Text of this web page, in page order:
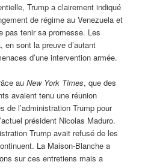
Trump a clairement indiqué
de régime au Venezuela et
pas tenir sa promesse. Les
sont la preuve d’autant
d’une intervention armée.
auNew York Times, que des
avaient tenu une réunion
de l’administration Trump pour
président Nicolas Maduro.
Trump avait refusé de les
La Maison-Blanche a
sur ces entretiens mais a